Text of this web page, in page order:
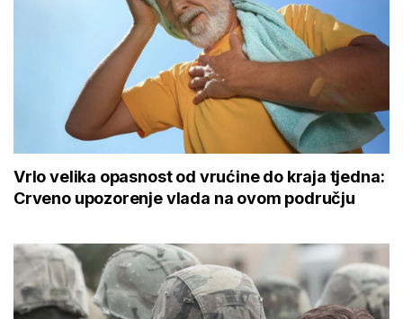
Vrlo velika opasnost od vrućine do kraja tjedna:
Crveno upozorenje vlada na ovom području